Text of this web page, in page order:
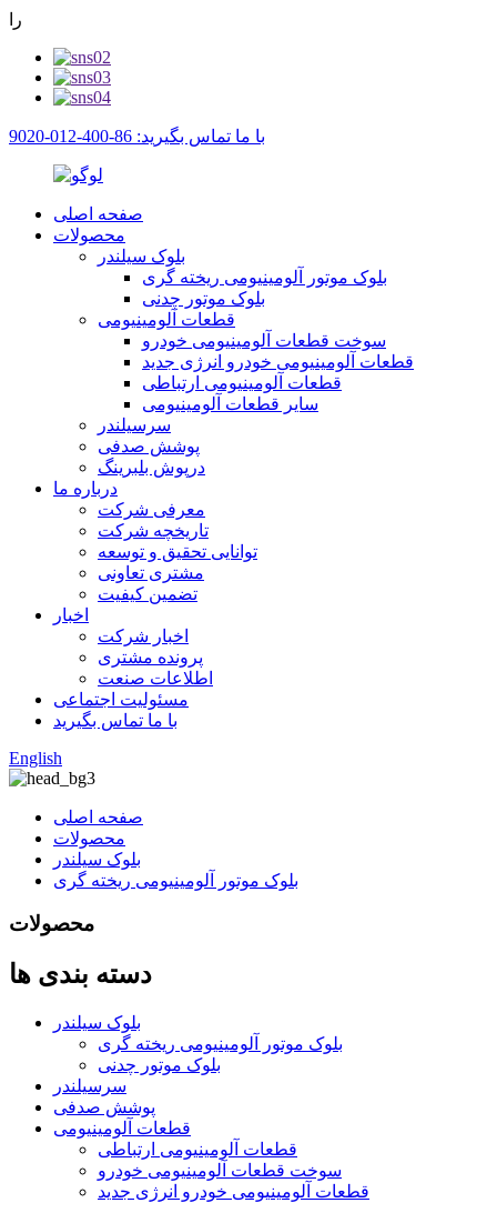
را
با ما تماس بگیرید: 86-400-012-9020
صفحه اصلی
محصولات
بلوک سیلندر
بلوک موتور آلومینیومی ریخته گری
بلوک موتور چدنی
قطعات آلومینیومی
سوخت قطعات آلومینیومی خودرو
قطعات آلومینیومی خودرو انرژی جدید
قطعات آلومینیومی ارتباطی
سایر قطعات آلومینیومی
سرسیلندر
پوشش صدفی
درپوش بلبرینگ
درباره ما
معرفی شرکت
تاریخچه شرکت
توانایی تحقیق و توسعه
مشتری تعاونی
تضمین کیفیت
اخبار
اخبار شرکت
پرونده مشتری
اطلاعات صنعت
مسئولیت اجتماعی
با ما تماس بگیرید
English
صفحه اصلی
محصولات
بلوک سیلندر
بلوک موتور آلومینیومی ریخته گری
محصولات
دسته بندی ها
بلوک سیلندر
بلوک موتور آلومینیومی ریخته گری
بلوک موتور چدنی
سرسیلندر
پوشش صدفی
قطعات آلومینیومی
قطعات آلومینیومی ارتباطی
سوخت قطعات آلومینیومی خودرو
قطعات آلومینیومی خودرو انرژی جدید